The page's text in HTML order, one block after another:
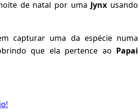
de natal por uma Jynx usando
capturar uma da espécie numa
que ela pertence ao Papai